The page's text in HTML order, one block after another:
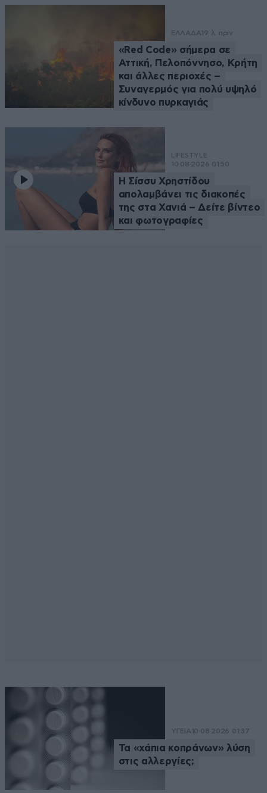
ΕΛΛΑΔΑ 19 λ. πριν
«Red Code» σήμερα σε
Αττική, Πελοπόννησο, Κρήτη
και άλλες περιοχές –
Συναγερμός για πολύ υψηλό
κίνδυνο πυρκαγιάς
LIFESTYLE
10·08·2026 01:50
Η Σίσσυ Χρηστίδου
απολαμβάνει τις διακοπές
της στα Χανιά – Δείτε βίντεο
και φωτογραφίες
ΥΓΕΙΑ 10·08·2026 01:37
Τα «χάπια κοπράνων» λύση
στις αλλεργίες;